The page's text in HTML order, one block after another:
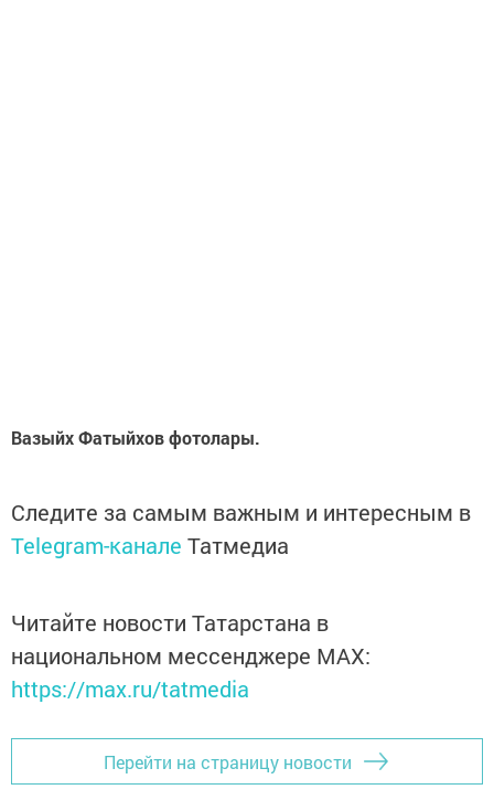
Вазыйх Фатыйхов фотолары.
Следите за самым важным и интересным в
Telegram-канале Татмедиа
Читайте новости Татарстана в
национальном мессенджере MАХ:
https://max.ru/tatmedia
Перейти на страницу новости